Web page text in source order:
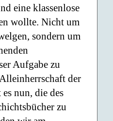
eine klassenlose
wollte. Nicht um
sondern um
Aufgabe zu
der
nun, die des
zu